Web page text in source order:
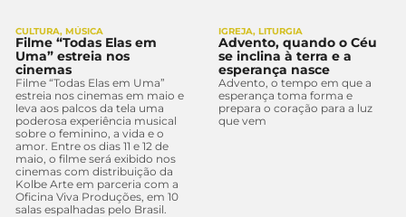
CULTURA, MÚSICA
Filme “Todas Elas em
Uma” estreia nos
cinemas
Filme “Todas Elas em Uma”
estreia nos cinemas em maio e
leva aos palcos da tela uma
poderosa experiência musical
sobre o feminino, a vida e o
amor. Entre os dias 11 e 12 de
maio, o filme será exibido nos
cinemas com distribuição da
Kolbe Arte em parceria com a
Oficina Viva Produções, em 10
salas espalhadas pelo Brasil.
IGREJA, LITURGIA
Advento, quando o Céu
se inclina à terra e a
esperança nasce
Advento, o tempo em que a
esperança toma forma e
prepara o coração para a luz
que vem